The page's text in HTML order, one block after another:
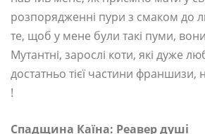
розпорядженні пури з смаком до
те, щоб у мене були такі пуми,
Мутантні, зарослі коти, які дуже
достатньо тієї частини франшизи,
!
Спадщина Каїна: Реавер душі